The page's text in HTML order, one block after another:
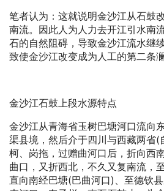
笔者认为：这就说明金沙江从石鼓
南流。因此人为人力去开江引水南
石的自然阻碍，导致金沙江流水继
致使金沙江改变成为人工的第二条澜
金沙江石鼓上段水源特点
金沙江从青海省玉树巴塘河口流向
渠县境，然后介于四川与西藏两省
柯、岗拖，过赠曲河口后，折向西
曲口，又折西北，不久又复南流，
直向南经巴塘(巴曲河口)、至德钦